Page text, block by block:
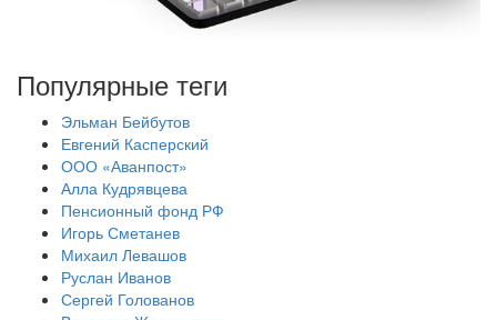
Популярные теги
Эльман Бейбутов
Евгений Касперский
ООО «Аванпост»
Алла Кудрявцева
Пенсионный фонд РФ
Игорь Сметанев
Михаил Левашов
Руслан Иванов
Сергей Голованов